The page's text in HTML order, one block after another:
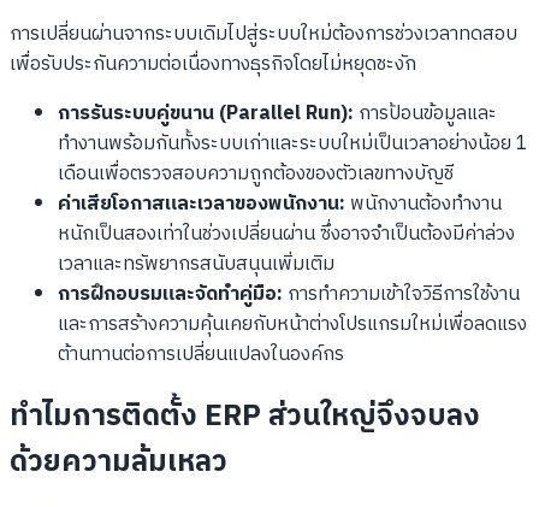
การเปลี่ยนผ่านจากระบบเดิมไปสู่ระบบใหม่ต้องการช่วงเวลาทดสอบ
เพื่อรับประกันความต่อเนื่องทางธุรกิจโดยไม่หยุดชะงัก
การรันระบบคู่ขนาน (Parallel Run): การป้อนข้อมูลและ
ทำงานพร้อมกันทั้งระบบเก่าและระบบใหม่เป็นเวลาอย่างน้อย 1
เดือนเพื่อตรวจสอบความถูกต้องของตัวเลขทางบัญชี
ค่าเสียโอกาสและเวลาของพนักงาน: พนักงานต้องทำงาน
หนักเป็นสองเท่าในช่วงเปลี่ยนผ่าน ซึ่งอาจจำเป็นต้องมีค่าล่วง
เวลาและทรัพยากรสนับสนุนเพิ่มเติม
การฝึกอบรมและจัดทำคู่มือ: การทำความเข้าใจวิธีการใช้งาน
และการสร้างความคุ้นเคยกับหน้าต่างโปรแกรมใหม่เพื่อลดแรง
ต้านทานต่อการเปลี่ยนแปลงในองค์กร
ทำไมการติดตั้ง ERP ส่วนใหญ่จึงจบลง
ด้วยความล้มเหลว